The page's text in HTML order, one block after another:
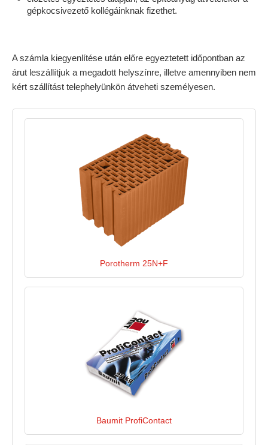
gépkocsivezető kollégáinknak fizethet.
A számla kiegyenlítése után előre egyeztetett időpontban az
árut leszállítjuk a megadott helyszínre, illetve amennyiben nem
kért szállítást telephelyünkön átveheti személyesen.
Porotherm 25N+F
Baumit ProfiContact